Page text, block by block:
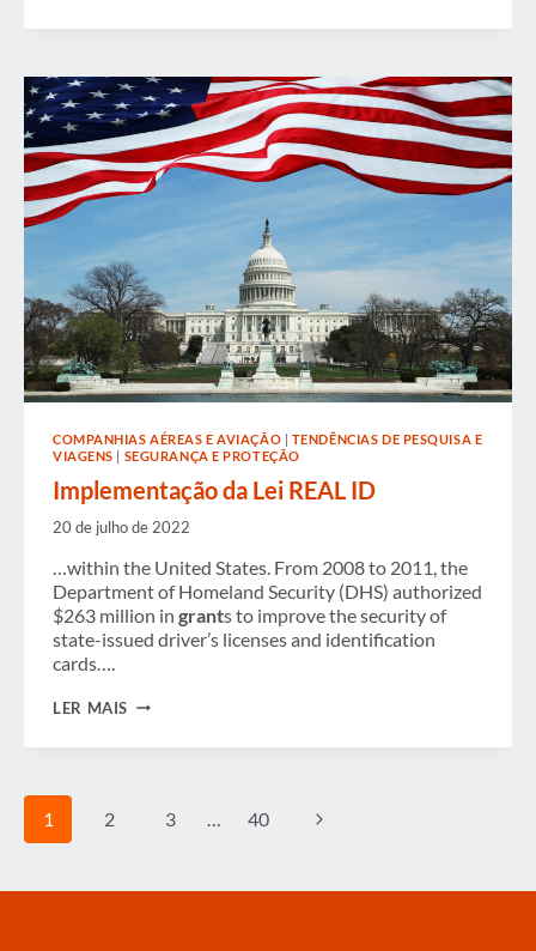
GBTA
COMPANHIAS AÉREAS E AVIAÇÃO | TENDÊNCIAS DE PESQUISA E
VIAGENS | SEGURANÇA E PROTEÇÃO
Implementação da Lei REAL ID
20 de julho de 2022
…within the United States. From 2008 to 2011, the
Department of Homeland Security (DHS) authorized
$263 million in grants to improve the security of
state-issued driver’s licenses and identification
cards….
LER MAIS IMPLEMENTAÇÃO
Navegação
da
1 2 3 40
Página